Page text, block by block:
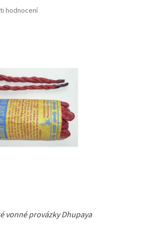
hodnocení
vonné provázky Dhupaya